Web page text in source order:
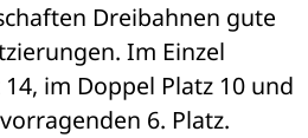
Dreibahnen gute
Im Einzel
im Doppel Platz 10 und
6. Platz.